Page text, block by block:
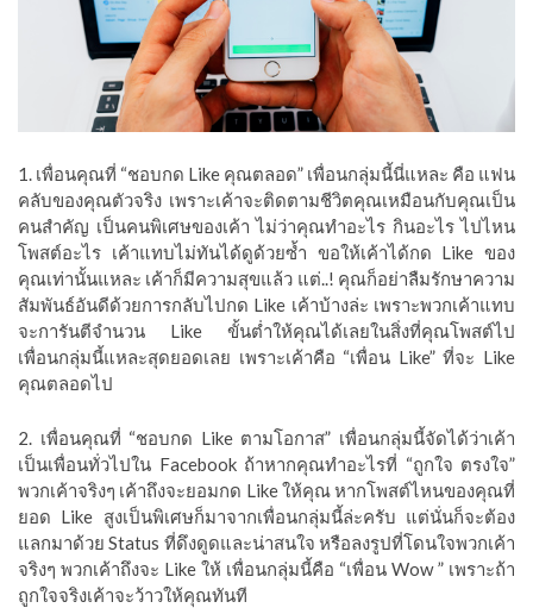
1. เพื่อนคุณที่ “ชอบกด Like คุณตลอด” เพื่อนกลุ่มนี้นี่แหละ คือ แฟน
คลับของคุณตัวจริง เพราะเค้าจะติดตามชีวิตคุณเหมือนกับคุณเป็น
คนสำคัญ เป็นคนพิเศษของเค้า ไม่ว่าคุณทำอะไร กินอะไร ไปไหน
โพสต์อะไร เค้าแทบไม่ทันได้ดูด้วยซ้ำ ขอให้เค้าได้กด Like ของ
คุณเท่านั้นแหละ เค้าก็มีความสุขแล้ว แต่..! คุณก็อย่าลืมรักษาความ
สัมพันธ์อันดีด้วยการกลับไปกด Like เค้าบ้างล่ะ เพราะพวกเค้าแทบ
จะการันตีจำนวน Like ขั้นต่ำให้คุณได้เลยในสิ่งที่คุณโพสต์ไป
เพื่อนกลุ่มนี้แหละสุดยอดเลย เพราะเค้าคือ “เพื่อน Like” ที่จะ Like
คุณตลอดไป
2. เพื่อนคุณที่ “ชอบกด Like ตามโอกาส” เพื่อนกลุ่มนี้จัดได้ว่าเค้า
เป็นเพื่อนทั่วไปใน Facebook ถ้าหากคุณทำอะไรที่ “ถูกใจ ตรงใจ”
พวกเค้าจริงๆ เค้าถึงจะยอมกด Like ให้คุณ หากโพสต์ไหนของคุณที่
ยอด Like สูงเป็นพิเศษก็มาจากเพื่อนกลุ่มนี้ล่ะครับ แต่นั่นก็จะต้อง
แลกมาด้วย Status ที่ดึงดูดและน่าสนใจ หรือลงรูปที่โดนใจพวกเค้า
จริงๆ พวกเค้าถึงจะ Like ให้ เพื่อนกลุ่มนี้คือ “เพื่อน Wow ” เพราะถ้า
ถูกใจจริงเค้าจะว้าวให้คุณทันที